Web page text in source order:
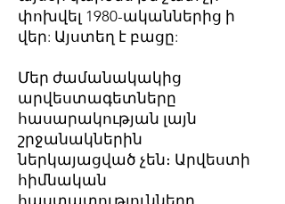
փոխվել 1980-ականներից ի
վեր: Այստեղ է բացը:
Մեր ժամանակակից
արվեստագետները
հասարակության լայն
շրջանակներին
ներկայացված չեն։ Արվեստի
հիմնական
հաստատությունները